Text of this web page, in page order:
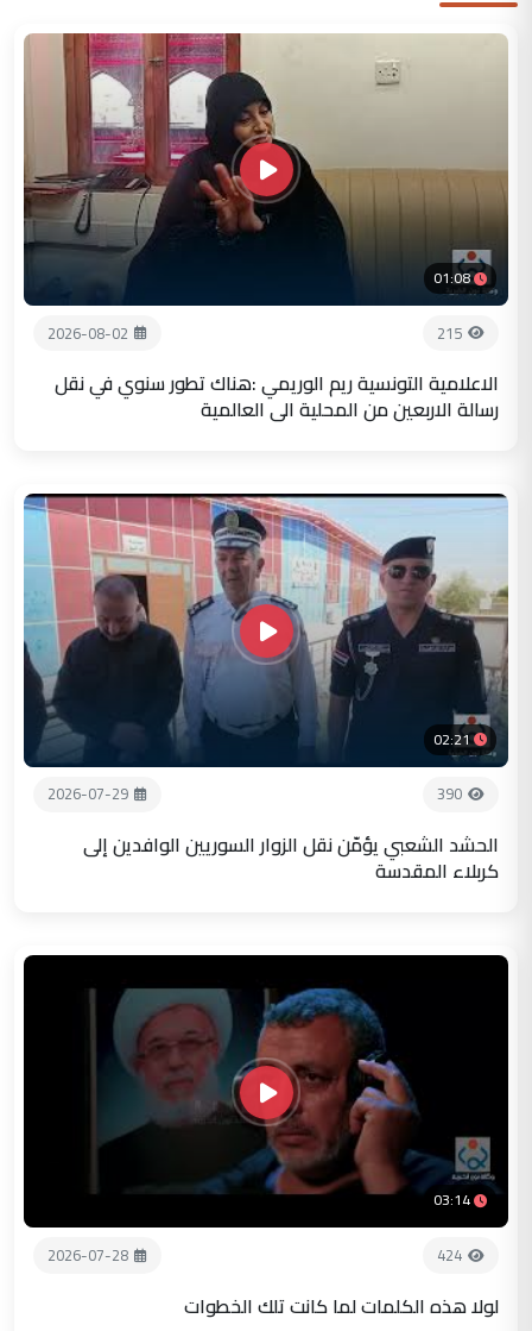
01:08
215
2026-08-02
الاعلامية التونسية ريم الوريمي :هناك تطور سنوي في نقل
رسالة الاربعين من المحلية الى العالمية
02:21
390
2026-07-29
الحشد الشعبي يؤمّن نقل الزوار السوريين الوافدين إلى
كربلاء المقدسة
03:14
424
2026-07-28
لولا هذه الكلمات لما كانت تلك الخطوات